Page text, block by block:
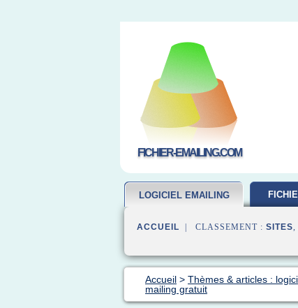
FICHIER-EMAILING.COM
LOGICIEL EMAILING
ACCUEIL | CLASSEMENT : SITES,
Accueil > Thèmes & articles :
mailing gratuit